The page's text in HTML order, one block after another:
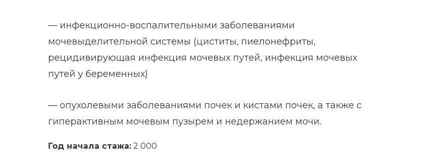
— инфекционно-воспалительными заболеваниями
мочевыделительной системы (циститы, пиелонефриты,
рецидивирующая инфекция мочевых путей, инфекция мочевых
путей у беременных)
— опухолевыми заболеваниями почек и кистами почек, а также с
гиперактивным мочевым пузырем и недержанием мочи.
Год начала стажа: 2 000